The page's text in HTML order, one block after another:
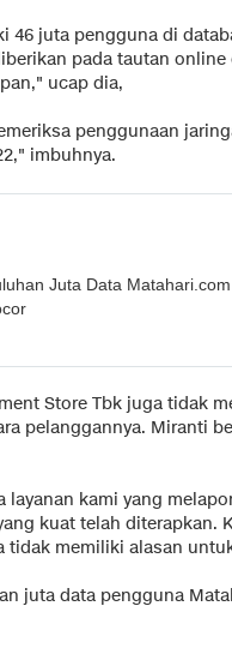
46 juta pengguna di
pada tautan
ucap dia,
penggunaan
imbuhnya.
Juta Data
Store Tbk juga tidak
pelanggannya. Miranti
layanan kami yang
kuat telah diterapkan.
tidak memiliki alasan
juta data pengguna